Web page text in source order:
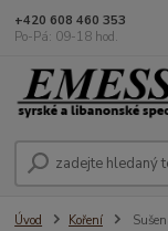
+420 608 460 353
Po-Pá: 09-18 hod.
Úvod Koření